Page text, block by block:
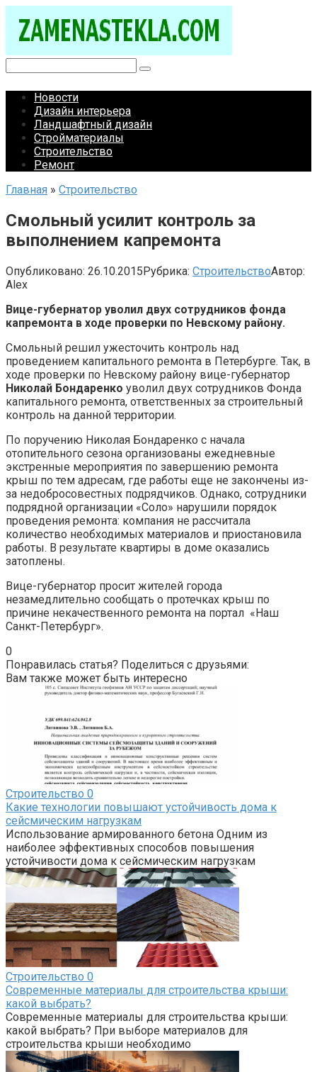
контенту
Новости
Дизайн интерьера
Ландшафтный дизайн
Стройматериалы
Строительство
Ремонт
Главная » Строительство
Смольный усилит контроль за
выполнением капремонта
Опубликовано: 26.10.2015Рубрика: СтроительствоАвтор:
Alex
Вице-губернатор уволил двух сотрудников фонда
капремонта в ходе проверки по Невскому району.
Смольный решил ужесточить контроль над
проведением капитального ремонта в Петербурге. Так, в
ходе проверки по Невскому району вице-губернатор
Николай Бондаренко уволил двух сотрудников Фонда
капитального ремонта, ответственных за строительный
контроль на данной территории.
По поручению Николая Бондаренко с начала
отопительного сезона организованы ежедневные
экстренные мероприятия по завершению ремонта
крыш по тем адресам, где работы еще не закончены из-
за недобросовестных подрядчиков. Однако, сотрудники
подрядной организации «Соло» нарушили порядок
проведения ремонта: компания не рассчитала
количество необходимых материалов и приостановила
работы. В результате квартиры в доме оказались
затоплены.
Вице-губернатор просит жителей города
незамедлительно сообщать о протечках крыш по
причине некачественного ремонта на портал «Наш
Санкт-Петербург».
0
Понравилась статья? Поделиться с друзьями:
Вам также может быть интересно
Строительство 0
Какие технологии повышают устойчивость дома к
сейсмическим нагрузкам
Использование армированного бетона Одним из
наиболее эффективных способов повышения
устойчивости дома к сейсмическим нагрузкам
Строительство 0
Современные материалы для строительства крыши:
какой выбрать?
Современные материалы для строительства крыши:
какой выбрать? При выборе материалов для
строительства крыши необходимо